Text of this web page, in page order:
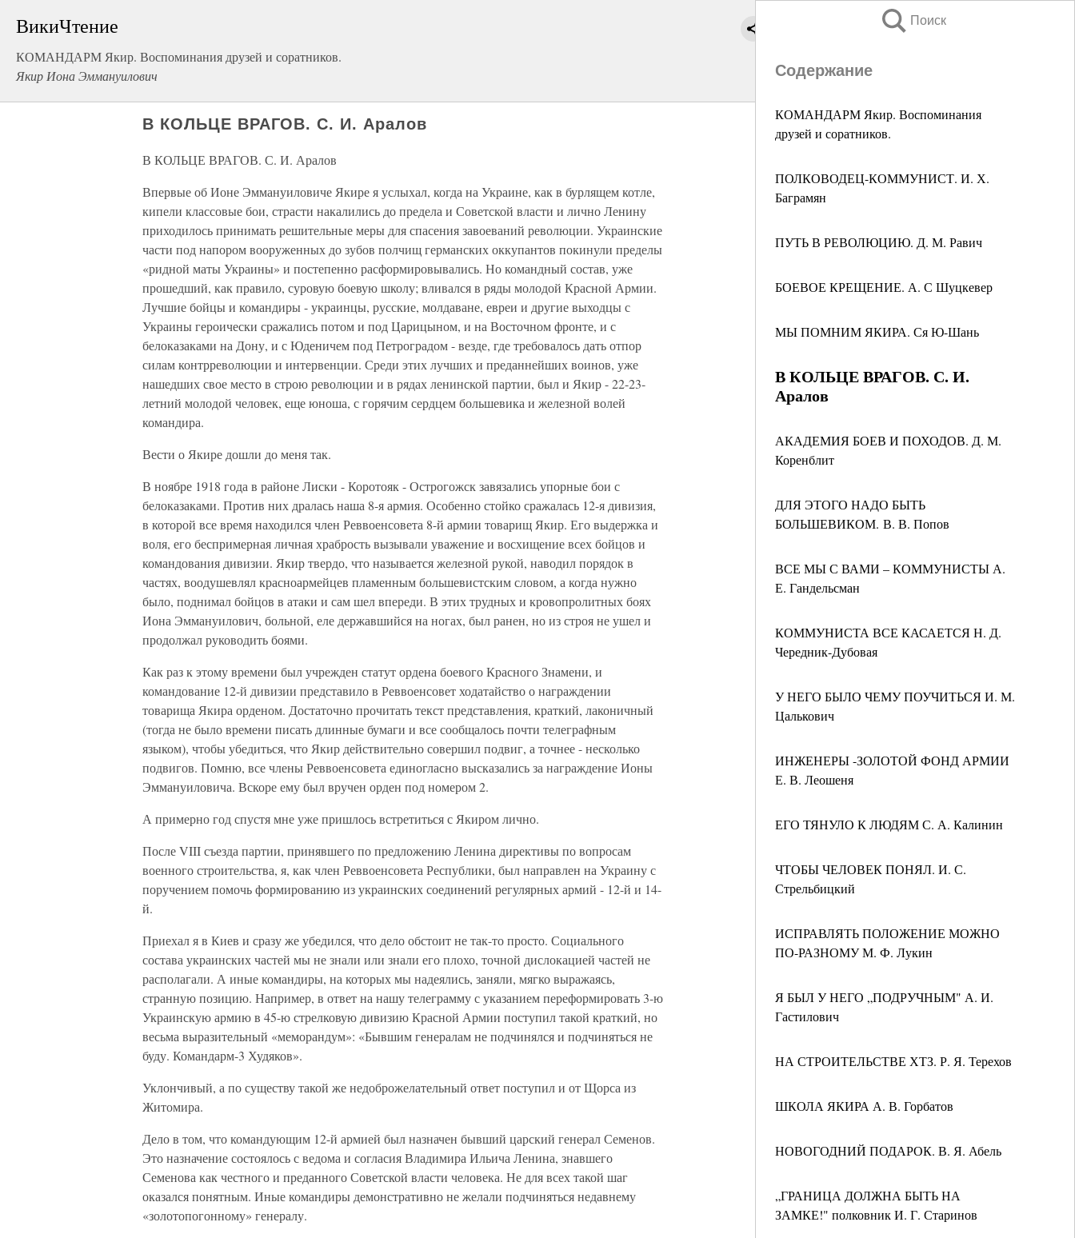
ВикиЧтение
КОМАНДАРМ Якир. Воспоминания друзей и соратников.
Якир Иона Эммануилович
Поиск
Содержание
КОМАНДАРМ Якир. Воспоминания
друзей и соратников.
ПОЛКОВОДЕЦ-КОММУНИСТ. И. Х.
Баграмян
ПУТЬ В РЕВОЛЮЦИЮ. Д. М. Равич
БОЕВОЕ КРЕЩЕНИЕ. А. С Шуцкевер
МЫ ПОМНИМ ЯКИРА. Ся Ю-Шань
В КОЛЬЦЕ ВРАГОВ. С. И.
Аралов
АКАДЕМИЯ БОЕВ И ПОХОДОВ. Д. М.
Коренблит
ДЛЯ ЭТОГО НАДО БЫТЬ
БОЛЬШЕВИКОМ. В. В. Попов
ВСЕ МЫ С ВАМИ – КОММУНИСТЫ А.
Е. Гандельсман
КОММУНИСТА ВСЕ КАСАЕТСЯ Н. Д.
Чередник-Дубовая
У НЕГО БЫЛО ЧЕМУ ПОУЧИТЬСЯ И. М.
Цалькович
ИНЖЕНЕРЫ -ЗОЛОТОЙ ФОНД АРМИИ
Е. В. Леошеня
ЕГО ТЯНУЛО К ЛЮДЯМ С. А. Калинин
ЧТОБЫ ЧЕЛОВЕК ПОНЯЛ. И. С.
Стрельбицкий
ИСПРАВЛЯТЬ ПОЛОЖЕНИЕ МОЖНО
ПО-РАЗНОМУ М. Ф. Лукин
Я БЫЛ У НЕГО „ПОДРУЧНЫМ" А. И.
Гастилович
НА СТРОИТЕЛЬСТВЕ ХТЗ. Р. Я. Терехов
ШКОЛА ЯКИРА А. В. Горбатов
НОВОГОДНИЙ ПОДАРОК. В. Я. Абель
„ГРАНИЦА ДОЛЖНА БЫТЬ НА
ЗАМКЕ!" полковник И. Г. Старинов
В КОЛЬЦЕ ВРАГОВ. С. И. Аралов
В КОЛЬЦЕ ВРАГОВ. С. И. Аралов
Впервые об Ионе Эммануиловиче Якире я услыхал, когда на Украине, как в бурлящем котле,
кипели классовые бои, страсти накалились до предела и Советской власти и лично Ленину
приходилось принимать решительные меры для спасения завоеваний революции. Украинские
части под напором вооруженных до зубов полчищ германских оккупантов покинули пределы
«ридной маты Украины» и постепенно расформировывались. Но командный состав, уже
прошедший, как правило, суровую боевую школу; вливался в ряды молодой Красной Армии.
Лучшие бойцы и командиры - украинцы, русские, молдаване, евреи и другие выходцы с
Украины героически сражались потом и под Царицыном, и на Восточном фронте, и с
белоказаками на Дону, и с Юденичем под Петроградом - везде, где требовалось дать отпор
силам контрреволюции и интервенции. Среди этих лучших и преданнейших воинов, уже
нашедших свое место в строю революции и в рядах ленинской партии, был и Якир - 22-23-
летний молодой человек, еще юноша, с горячим сердцем большевика и железной волей
командира.
Вести о Якире дошли до меня так.
В ноябре 1918 года в районе Лиски - Коротояк - Острогожск завязались упорные бои с
белоказаками. Против них дралась наша 8-я армия. Особенно стойко сражалась 12-я дивизия,
в которой все время находился член Реввоенсовета 8-й армии товарищ Якир. Его выдержка и
воля, его беспримерная личная храбрость вызывали уважение и восхищение всех бойцов и
командования дивизии. Якир твердо, что называется железной рукой, наводил порядок в
частях, воодушевлял красноармейцев пламенным большевистским словом, а когда нужно
было, поднимал бойцов в атаки и сам шел впереди. В этих трудных и кровопролитных боях
Иона Эммануилович, больной, еле державшийся на ногах, был ранен, но из строя не ушел и
продолжал руководить боями.
Как раз к этому времени был учрежден статут ордена боевого Красного Знамени, и
командование 12-й дивизии представило в Реввоенсовет ходатайство о награждении
товарища Якира орденом. Достаточно прочитать текст представления, краткий, лаконичный
(тогда не было времени писать длинные бумаги и все сообщалось почти телеграфным
языком), чтобы убедиться, что Якир действительно совершил подвиг, а точнее - несколько
подвигов. Помню, все члены Реввоенсовета единогласно высказались за награждение Ионы
Эммануиловича. Вскоре ему был вручен орден под номером 2.
А примерно год спустя мне уже пришлось встретиться с Якиром лично.
После VIII съезда партии, принявшего по предложению Ленина директивы по вопросам
военного строительства, я, как член Реввоенсовета Республики, был направлен на Украину с
поручением помочь формированию из украинских соединений регулярных армий - 12-й и 14-
й.
Приехал я в Киев и сразу же убедился, что дело обстоит не так-то просто. Социального
состава украинских частей мы не знали или знали его плохо, точной дислокацией частей не
располагали. А иные командиры, на которых мы надеялись, заняли, мягко выражаясь,
странную позицию. Например, в ответ на нашу телеграмму с указанием переформировать 3-ю
Украинскую армию в 45-ю стрелковую дивизию Красной Армии поступил такой краткий, но
весьма выразительный «меморандум»: «Бывшим генералам не подчинялся и подчиняться не
буду. Командарм-3 Худяков».
Уклончивый, а по существу такой же недоброжелательный ответ поступил и от Щорса из
Житомира.
Дело в том, что командующим 12-й армией был назначен бывший царский генерал Семенов.
Это назначение состоялось с ведома и согласия Владимира Ильича Ленина, знавшего
Семенова как честного и преданного Советской власти человека. Не для всех такой шаг
оказался понятным. Иные командиры демонстративно не желали подчиняться недавнему
«золотопогонному» генералу.